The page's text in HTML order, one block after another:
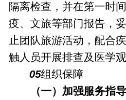
隔离检查，并在第一时
疫、文旅等部门报告，
止团队旅游活动，配合
触人员开展排查及医学观
05组织保障
（一）加强服务指导